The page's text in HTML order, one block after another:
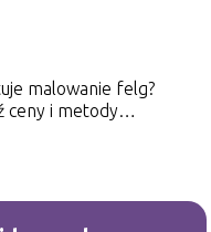
malowanie felg?
ceny i metody